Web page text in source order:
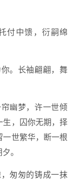
付中馈，衍嗣绵
。长袖翩翩，舞
幽梦，许一世倾
生，囚你无期，择
一世繁华，断一根
。
匆匆的铸成一抹